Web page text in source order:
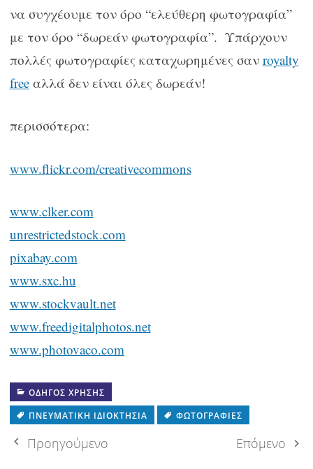
να συγχέουμε τον όρο “ελεύθερη φωτογραφία”
με τον όρο “δωρεάν φωτογραφία”. Υπάρχουν
πολλές φωτογραφίες καταχωρημένες σαν royalty
freeαλλά δεν είναι όλες δωρεάν!
περισσότερα:
www.flickr.com/creativecommons
www.clker.com
unrestrictedstock.com
pixabay.com
www.sxc.hu
www.stockvault.net
www.freedigitalphotos.net
www.photovaco.com
ΟΔΗΓΌΣ ΧΡΉΣΗΣ
ΠΝΕΥΜΑΤΙΚΉ ΙΔΙΟΚΤΗΣΊΑ
ΦΩΤΟΓΡΑΦΊΕΣ
Πλοήγηση
Προηγούμενο Επόμενο